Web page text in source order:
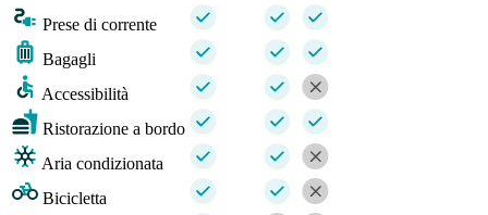
Prese di corrente
Bagagli
Accessibilità
Ristorazione a bordo
Aria condizionata
Bicicletta